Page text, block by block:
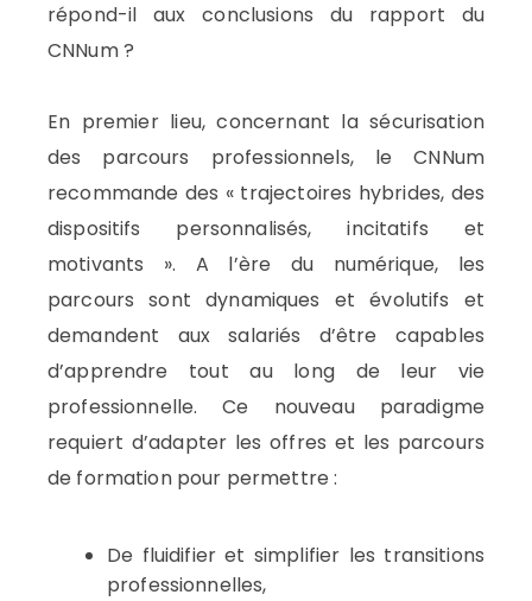
répond-il aux conclusions du rapport du
CNNum ?
En premier lieu, concernant la sécurisation
des parcours professionnels, le CNNum
recommande des « trajectoires hybrides, des
dispositifs personnalisés, incitatifs et
motivants ». A l’ère du numérique, les
parcours sont dynamiques et évolutifs et
demandent aux salariés d’être capables
d’apprendre tout au long de leur vie
professionnelle. Ce nouveau paradigme
requiert d’adapter les offres et les parcours
de formation pour permettre :
De fluidifier et simplifier les transitions
professionnelles,